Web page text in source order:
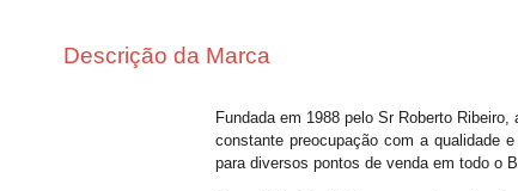
Descrição da Marca
Fundada em 1988 pelo Sr Roberto
constante preocupação com a qualidade
para diversos pontos de venda em todo o